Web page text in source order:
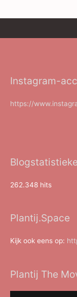
Instagram-
https://
262.348 hits
Plantij.Space
Kijk ook eens op:
Plantij The